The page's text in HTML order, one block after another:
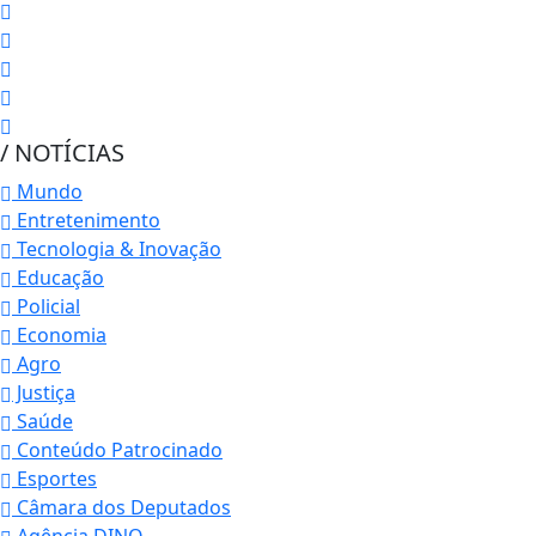
/ NOTÍCIAS
Mundo
Entretenimento
Tecnologia & Inovação
Educação
Policial
Economia
Agro
Justiça
Saúde
Conteúdo Patrocinado
Esportes
Câmara dos Deputados